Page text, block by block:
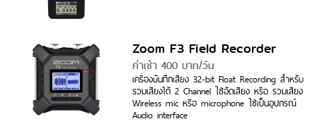
Zoom F3 Field Recorder
ค่าเช่า 400 บาท/วัน
เครื่องบันทึกเสียง 32-bit Float Recording สำหรับ
รวมเสียงได้ 2 Channel ใช้อัดเสียง หรือ รวมเสียง
Wireless mic หรือ microphone ใช้เป็นอุปกรณ์
Audio interface